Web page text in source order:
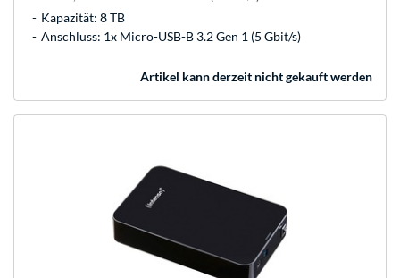
Kapazität: 8 TB
Anschluss: 1x Micro-USB-B 3.2 Gen 1 (5 Gbit/s)
Artikel kann derzeit nicht gekauft werden